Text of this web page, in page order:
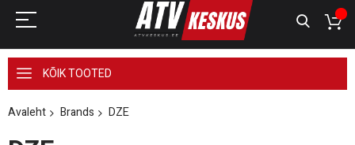
KÕIK TOOTED
Avaleht Brands DZE